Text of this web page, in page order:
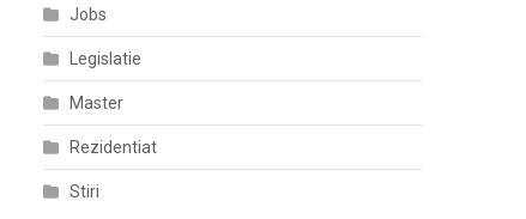
Jobs
Legislatie
Master
Rezidentiat
Stiri